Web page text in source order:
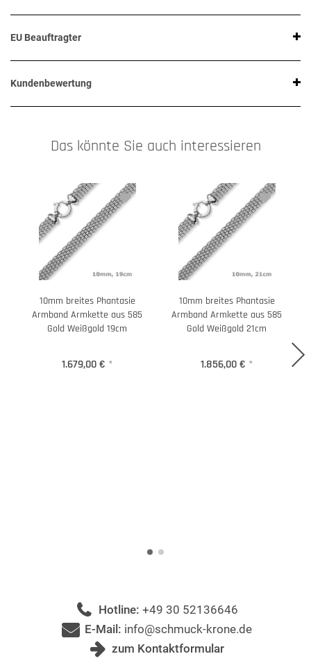
EU Beauftragter
Kundenbewertung
Das könnte Sie auch interessieren
10mm breites Phantasie
Armband Armkette aus 585
Gold Weißgold 19cm
1.679,00 € *
10mm breites Phantasie
Armband Armkette aus 585
Gold Weißgold 21cm
1.856,00 € *
Hotline: +49 30 52136646
E-Mail: info@schmuck-krone.de
zum Kontaktformular